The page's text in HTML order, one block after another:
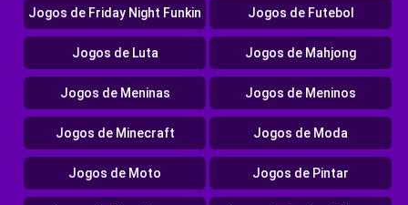
Jogos de Friday Night Funkin Jogos de Futebol
Jogos de Luta Jogos de Mahjong
Jogos de Meninas Jogos de Meninos
Jogos de Minecraft Jogos de Moda
Jogos de Moto Jogos de Pintar